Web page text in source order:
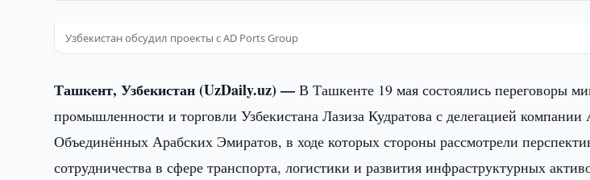
Узбекистан обсудил проекты с AD Ports Group
Ташкент, Узбекистан (UzDaily.uz) —В Ташкенте 19 мая состоялись переговоры
промышленности и торговли Узбекистана Лазиза Кудратова с делегацией
Объединённых Арабских Эмиратов, в ходе которых стороны рассмотрели
сотрудничества в сфере транспорта, логистики и развития инфраструктурных